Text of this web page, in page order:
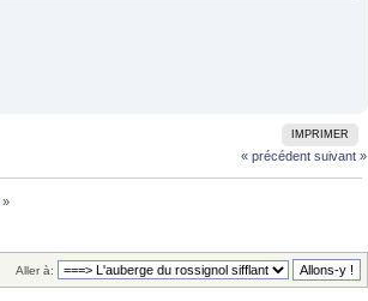
IMPRIMER
« précédent suivant »
»
Aller à: